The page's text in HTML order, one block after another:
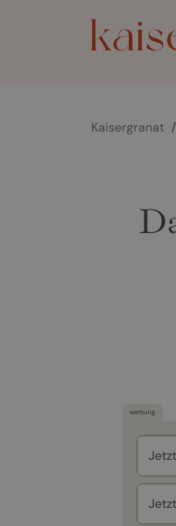
Kaisergranat /
werbung